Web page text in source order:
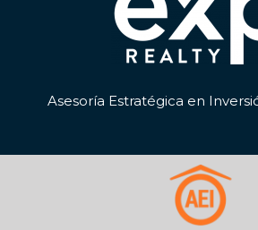
Asesoría Estratégica en